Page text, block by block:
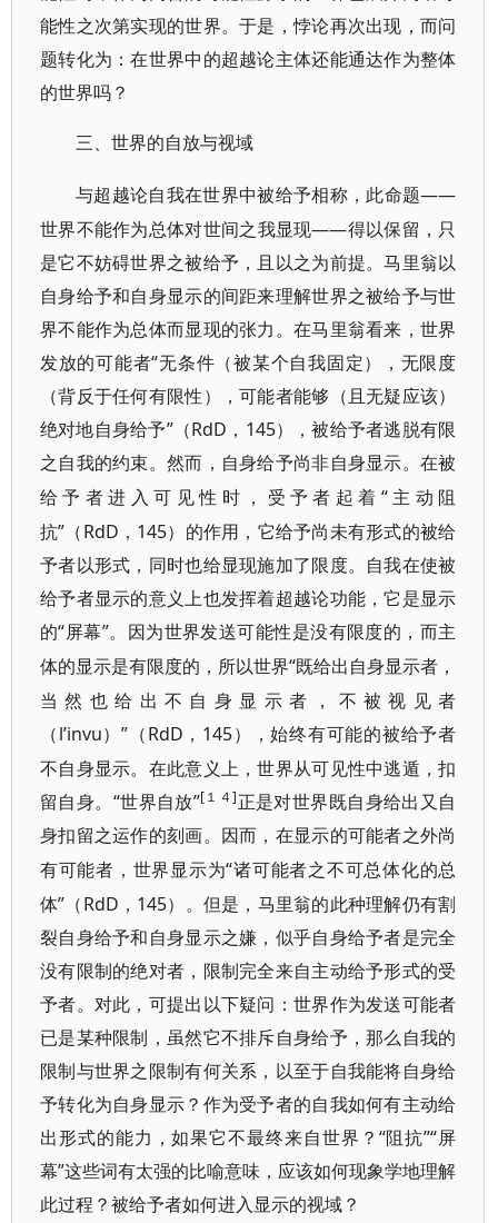
能性之次第实现的世界。于是，悖论再次出现，而问
题转化为：在世界中的超越论主体还能通达作为整体
的世界吗？
三、世界的自放与视域
与超越论自我在世界中被给予相称，此命题——
世界不能作为总体对世间之我显现——得以保留，只
是它不妨碍世界之被给予，且以之为前提。马里翁以
自身给予和自身显示的间距来理解世界之被给予与世
界不能作为总体而显现的张力。在马里翁看来，世界
发放的可能者“无条件（被某个自我固定），无限度
（背反于任何有限性），可能者能够（且无疑应该）
绝对地自身给予”（RdD，145），被给予者逃脱有限
之自我的约束。然而，自身给予尚非自身显示。在被
给予者进入可见性时，受予者起着 “主动阻
抗”（RdD，145）的作用，它给予尚未有形式的被给
予者以形式，同时也给显现施加了限度。自我在使被
给予者显示的意义上也发挥着超越论功能，它是显示
的“屏幕”。因为世界发送可能性是没有限度的，而主
体的显示是有限度的，所以世界“既给出自身显示者，
当然也给出不自身显示者，不被视见者
（l’invu）” （ RdD，145），始终有可能的被给予者
不自身显示。在此意义上，世界从可见性中逃遁，扣
留自身。“世界自放”[１４]正是对世界既自身给出又自
身扣留之运作的刻画。因而，在显示的可能者之外尚
有可能者，世界显示为“诸可能者之不可总体化的总
体”（RdD，145）。但是，马里翁的此种理解仍有割
裂自身给予和自身显示之嫌，似乎自身给予者是完全
没有限制的绝对者，限制完全来自主动给予形式的受
予者。对此，可提出以下疑问：世界作为发送可能者
已是某种限制，虽然它不排斥自身给予，那么自我的
限制与世界之限制有何关系，以至于自我能将自身给
予转化为自身显示？作为受予者的自我如何有主动给
出形式的能力，如果它不最终来自世界？“阻抗”“屏
幕”这些词有太强的比喻意味，应该如何现象学地理解
此过程？被给予者如何进入显示的视域？